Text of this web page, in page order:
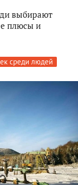
выбирают
плюсы и
среди людей